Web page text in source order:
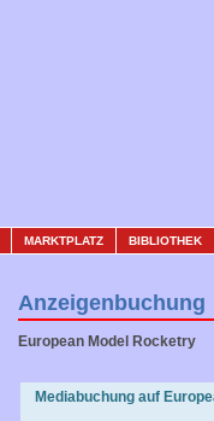
MARKTPLATZ BIBLIOTHEK
Anzeigenbuchung
European Model Rocketry
Mediabuchung auf